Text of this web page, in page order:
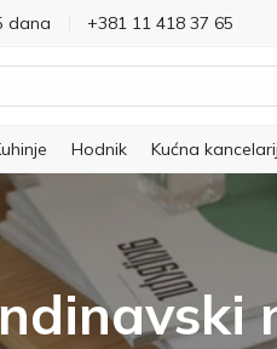
dana +381 11 418 37 65
Hodnik Kućna